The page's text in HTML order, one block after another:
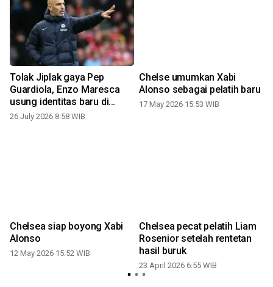
Tolak Jiplak gaya Pep
Guardiola, Enzo Maresca
usung identitas baru di
Manchester City
26 July 2026 8:58 WIB
Chelse umumkan Xabi
Alonso sebagai pelatih baru
17 May 2026 15:53 WIB
Chelsea siap boyong Xabi
Alonso
12 May 2026 15:52 WIB
Chelsea pecat pelatih Liam
Rosenior setelah rentetan
hasil buruk
23 April 2026 6:55 WIB